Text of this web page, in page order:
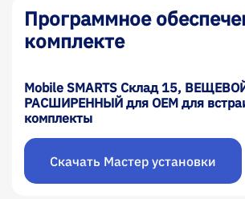
Программное
комплекте
Mobile SMARTS Склад 15,
РАСШИРЕННЫЙ для OEM для
комплекты
Скачать Мастер установки